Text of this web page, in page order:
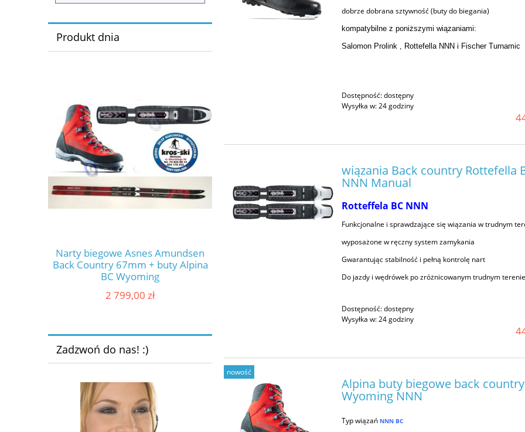
Produkt dnia
Narty biegowe Asnes Amundsen
Back Country 67mm + buty Alpina
BC Wyoming
2 799,00 zł
Performance TRIPLE X Red
Adventure
Zadzwoń do nas! :)
dobrze dobrana sztywność (buty do biegania)
kompatybilne z poniższymi wiązaniami:
Salomon Prolink , Rottefella NNN i Fischer Turnamic
Dostępność:dostępny
Wysyłka w:24 godziny
wiązania Back country Rottefella
NNN Manual
Rotteffela BC NNN
Funkcjonalne i sprawdzające się wiązania w trudnym
wyposażone w ręczny system zamykania
Gwarantując stabilność i pełną kontrolę nart
Do jazdy i wędrówek po zróżnicowanym trudnym terenie
Dostępność:dostępny
Wysyłka w:24 godziny
Alpina buty biegowe back country
Wyoming NNN
Typ wiązań NNN BC
nowość